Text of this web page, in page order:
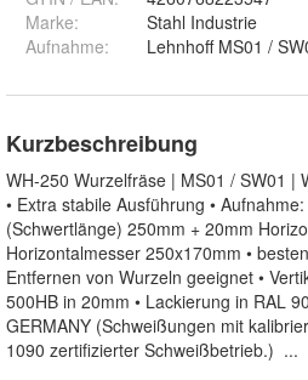
Marke:
Stahl Industrie
Aufnahme: Lehnhoff MS01 /
Kurzbeschreibung
WH-250 Wurzelfräse | MS01 / SW01 |
• Extra stabile Ausführung •
(Schwertlänge) 250mm + 20mm
Horizontalmesser 250x170mm •
Entfernen von Wurzeln geeignet •
500HB in 20mm • Lackierung in RAL
GERMANY (Schweißungen mit
1090 zertifizierter Schweißbetrieb.) ...